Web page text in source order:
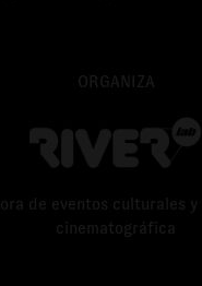
ORGANIZA
de eventos culturales
cinematográfica